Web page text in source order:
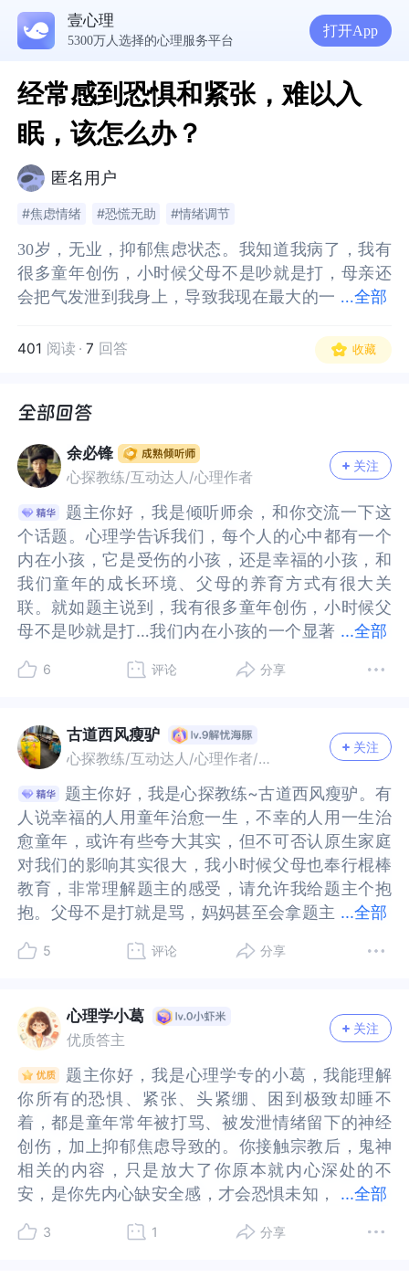
壹心理
5300万人选择的心理服务平台
打开App
经常感到恐惧和紧张，难以入
眠，该怎么办？
匿名用户
#焦虑情绪 #恐慌无助 #情绪调节
...全部
30岁，无业，抑郁焦虑状态。我知道我病了，我有
很多童年创伤，小时候父母不是吵就是打，母亲还
会把气发泄到我身上，导致我现在最大的一
再加上后来接触过一些宗教的东西，但我觉得我有
从中受益的一面，但其中的鬼神说也加重了我的恐
一些未知的事物上的吧。我不知道那是不是惊恐，
有时候夜里躺在床上，一害怕，一紧张，整个人的
头就会绷得很紧，像昨晚，我凌晨一点躺下，硬是
躺到四点多都没有入睡，就是前面我说的那种状
态。我其实非常累和困，但就是紧张地睡不着。
我不知道我怎么了，去医院医生只说我是抑郁和焦
虑，但这种经常出现的恐惧和紧张的状态，我该怎
样处理和应对呢？
还有就是，我现在父母其实都不太能理解我的内
心，我很想找份工作干干，但我觉得我目前抗压能
觉，我该不该尝试找份工作干干？
30岁，无业，抑郁焦虑状态。我知道我病了，我有
很多童年创伤，小时候父母不是吵就是打，母亲还
会把气发泄到我身上，导致我现在最大的一个问
再加上后来接触过一些宗教的东西，但我觉得我有
从中受益的一面，但其中的鬼神说也加重了我的恐
一些未知的事物上的吧。我不知道那是不是惊恐，
有时候夜里躺在床上，一害怕，一紧张，整个人的
头就会绷得很紧，像昨晚，我凌晨一点躺下，硬是
躺到四点多都没有入睡，就是前面我说的那种状
态。我其实非常累和困，但就是紧张地睡不着。
我不知道我怎么了，去医院医生只说我是抑郁和焦
虑，但这种经常出现的恐惧和紧张的状态，我该怎
样处理和应对呢？
还有就是，我现在父母其实都不太能理解我的内
心，我很想找份工作干干，但我觉得我目前抗压能
觉，我该不该尝试找份工作干干？
401 阅读 · 7 回答 收藏
余必锋
心探教练/互动达人/心理作者
关注
...全部
题主你好，我是倾听师余，和你交流一下这
个话题。心理学告诉我们，每个人的心中都有一个
内在小孩，它是受伤的小孩，还是幸福的小孩，和
我们童年的成长环境、父母的养育方式有很大关
联。就如题主说到，我有很多童年创伤，小时候父
母不是吵就是打…我们内在小孩的一个显著
着让我们感到恐惧的事情，接下来我们就来看看恐
己的唯一方式，如果父母说自己做不好，一直给我
们消极评价，我们就会在内心觉得羞愧，认为自己
不好，肯定自己无能，这样的自责和自我攻击又会
加重羞愧感，从而让我们的内在小孩越来越恐惧。
就如题主所写，母亲会把气发泄到我身上…当我们
对自己内在小孩的恐惧有所了解，那我们如何让自
己的内在小孩成长起来呢？首先我们可以试着觉
察，当下关键时刻的恐惧是情绪上还是真实的？其
实很多时候，令我们当下恐惧的是情绪，也就是说
是受伤内在小孩的情结。我们儿时的恐惧感没有被
好好看见和安抚，一旦在现实中遇到类似的情境，
负面情绪，甚至一些身体上反应。就如题主所写，
我很想找份工作，但我觉得目前抗压能力很弱，我
可能给我们带来一些伤害，不过我们可以依靠自己
的力量，去看到过去那个无助而孤独的自己，接受
那个不被关爱的自己，去努力与自己和解。所以当
我们觉察到自己有压力和焦虑情绪的时候，试着
喊“停”，对自己说：这都不是我的错，让情绪流
动。我们也可以试着记录自己此刻的感受是什么？
你的书写只面对自己，所以尽管大胆坦诚地写出自
个话题。心理学告诉我们，每个人的心中都有一个
内在小孩，它是受伤的小孩，还是幸福的小孩，和
我们童年的成长环境、父母的养育方式有很大关
联。就如题主说到，我有很多童年创伤，小时候父
母不是吵就是打…我们内在小孩的一个显著特征是
们感到恐惧的事情，接下来我们就来看看恐惧来
唯一方式，如果父母说自己做不好，一直给我们消
极评价，我们就会在内心觉得羞愧，认为自己不
好，肯定自己无能，这样的自责和自我攻击又会加
重羞愧感，从而让我们的内在小孩越来越恐惧。就
如题主所写，母亲会把气发泄到我身上…当我们对
自己内在小孩的恐惧有所了解，那我们如何让自己
的内在小孩成长起来呢？首先我们可以试着觉察，
当下关键时刻的恐惧是情绪上还是真实的？其实很
多时候，令我们当下恐惧的是情绪，也就是说是受
伤内在小孩的情结。我们儿时的恐惧感没有被好好
看见和安抚，一旦在现实中遇到类似的情境，就会
情绪，甚至一些身体上反应。就如题主所写，我很
想找份工作，但我觉得目前抗压能力很弱，我其实
给我们带来一些伤害，不过我们可以依靠自己的力
量，去看到过去那个无助而孤独的自己，接受那个
不被关爱的自己，去努力与自己和解。所以当我们
觉察到自己有压力和焦虑情绪的时候，试着
喊“停”，对自己说：这都不是我的错，让情绪流
动。我们也可以试着记录自己此刻的感受是什么？
你的书写只面对自己，所以尽管大胆坦诚地写出自
6 评论 分享
古道西风瘦驴
心探教练/互动达人/心理作者/优质答主
关注
...全部
题主你好，我是心探教练~古道西风瘦驴。有
人说幸福的人用童年治愈一生，不幸的人用一生治
愈童年，或许有些夸大其实，但不可否认原生家庭
对我们的影响其实很大，我小时候父母也奉行棍棒
教育，非常理解题主的感受，请允许我给题主个抱
抱。父母不是打就是骂，妈妈甚至会拿题主
得自己不值被爱，容易陷入自卑。来自最亲的人的
得恐惧是恐惧自己刚说的鬼神吗？还是担心自己不
具备社会化的能力呢？比如社交，参与工作。题主
在哪些情况下容易陷入惊恐和害怕呢？比如担心自
己照顾不了自己，对未来迷茫，人际恐惧等，还是
纯纯的害怕鬼神，这或许不一样。题主觉得自己抗
压能力弱或许是真的，父母的都定式教育会挫伤我
们对自己的信任，觉得自己一无是处，无法做好事
情，从而抗拒尝试。题主说想找份工作干又担心自
己胜任不了，会不会是父母经常对题主说你怎么这
个也不行，那个也不行，从而内化成了题主对自己
的否定呢？［改变之道］认识到挫败感其实是成长
人说幸福的人用童年治愈一生，不幸的人用一生治
愈童年，或许有些夸大其实，但不可否认原生家庭
对我们的影响其实很大，我小时候父母也奉行棍棒
教育，非常理解题主的感受，请允许我给题主个抱
抱。父母不是打就是骂，妈妈甚至会拿题主撒气，
不值被爱，容易陷入自卑。来自最亲的人的否定其
是恐惧自己刚说的鬼神吗？还是担心自己不具备社
会化的能力呢？比如社交，参与工作。题主在哪些
情况下容易陷入惊恐和害怕呢？比如担心自己照顾
不了自己，对未来迷茫，人际恐惧等，还是纯纯的
害怕鬼神，这或许不一样。题主觉得自己抗压能力
弱或许是真的，父母的都定式教育会挫伤我们对自
己的信任，觉得自己一无是处，无法做好事情，从
而抗拒尝试。题主说想找份工作干又担心自己胜任
不了，会不会是父母经常对题主说你怎么这个也不
行，那个也不行，从而内化成了题主对自己的否定
呢？［改变之道］认识到挫败感其实是成长的必经
5 评论 分享
心理学小葛
优质答主
关注
...全部
题主你好，我是心理学专的小葛，我能理解
你所有的恐惧、紧张、头紧绷、困到极致却睡不
着，都是童年常年被打骂、被发泄情绪留下的神经
创伤，加上抑郁焦虑导致的。你接触宗教后，鬼神
相关的内容，只是放大了你原本就内心深处的不
安，是你先内心缺安全感，才会恐惧未知，
是焦虑带来的躯体反应，不是怪异的病症。晚上害
你所有的恐惧、紧张、头紧绷、困到极致却睡不
着，都是童年常年被打骂、被发泄情绪留下的神经
创伤，加上抑郁焦虑导致的。你接触宗教后，鬼神
相关的内容，只是放大了你原本就内心深处的不
安，是你先内心缺安全感，才会恐惧未知，并不是
带来的躯体反应，不是怪异的病症。晚上害怕紧绷
3 1 分享